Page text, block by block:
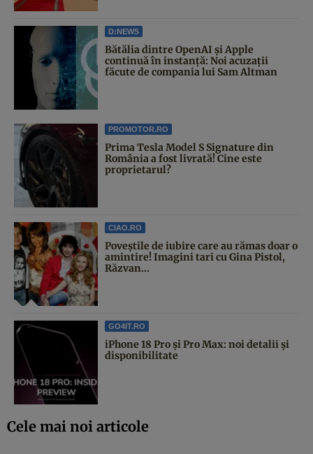
D:NEWS
Bătălia dintre OpenAI și Apple
continuă în instanță: Noi acuzații
făcute de compania lui Sam Altman
PROMOTOR.RO
Prima Tesla Model S Signature din
România a fost livrată! Cine este
proprietarul?
CIAO.RO
Poveştile de iubire care au rămas doar o
amintire! Imagini tari cu Gina Pistol,
Răzvan...
GO4IT.RO
iPhone 18 Pro și Pro Max: noi detalii și
disponibilitate
Cele mai noi articole